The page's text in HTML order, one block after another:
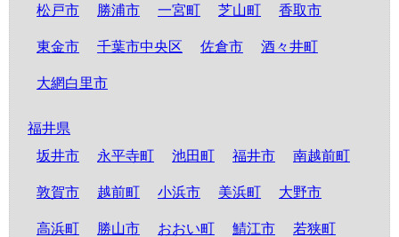
松戸市 勝浦市 一宮町 芝山町 香取市
東金市 千葉市中央区 佐倉市 酒々井町
大網白里市
福井県
坂井市
永平寺町 池田町 福井市 南越前町
敦賀市 越前町 小浜市 美浜町 大野市
高浜町 勝山市 おおい町 鯖江市 若狭町